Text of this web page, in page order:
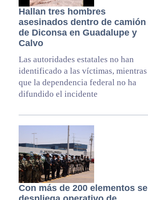
Hallan tres hombres
asesinados dentro de camión
de Diconsa en Guadalupe y
Calvo
Las autoridades estatales no han
identificado a las víctimas, mientras
que la dependencia federal no ha
difundido el incidente
Con más de 200 elementos se